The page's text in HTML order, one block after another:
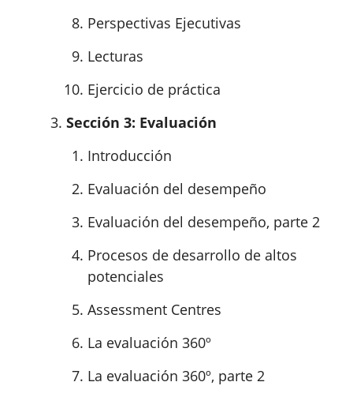
Perspectivas Ejecutivas
Lecturas
Ejercicio de práctica
Sección 3: Evaluación
Introducción
Evaluación del desempeño
Evaluación del desempeño, parte 2
Procesos de desarrollo de altos
potenciales
Assessment Centres
La evaluación 360º
La evaluación 360º, parte 2